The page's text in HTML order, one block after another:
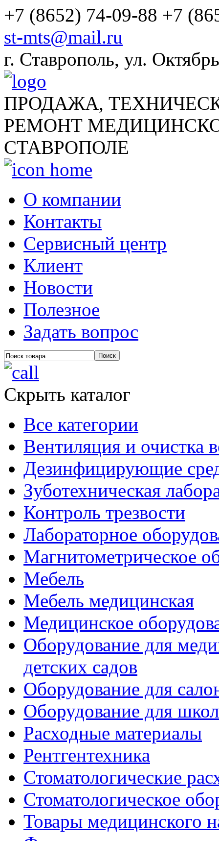
+7 (8652) 74-09-88 +7
st-mts@mail.ru
г. Ставрополь, ул.
ПРОДАЖА,
РЕМОНТ
СТАВРОПОЛЕ
О компании
Контакты
Сервисный центр
Клиент
Новости
Полезное
Задать вопрос
Скрыть каталог
Все категории
Вентиляция и очистка
Дезинфицирующие
Зуботехническая
Контроль трезвости
Лабораторное
Магнитометрическое
Мебель
Мебель медицинская
Медицинское
Оборудование для
детских садов
Оборудование для
Оборудование для
Расходные материалы
Рентгентехника
Стоматологические
Стоматологическое
Товары медицинского